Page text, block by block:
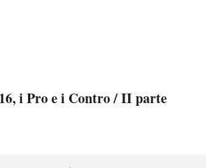
i Pro e i Contro / II parte